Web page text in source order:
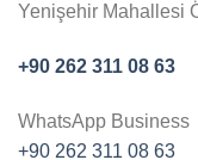
Yenişehir Mahallesi
+90 262 311 08 63
WhatsApp Business
+90 262 311 08 63